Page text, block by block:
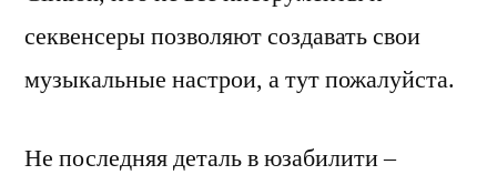
секвенсеры позволяют создавать свои
музыкальные настрои, а тут пожалуйста.
Не последняя деталь в юзабилити –